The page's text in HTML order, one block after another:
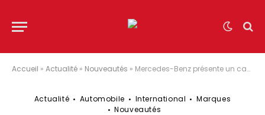
Accueil » Actualité » Nouveautés » Mercedes-Benz présente un camper van 100% électrique
Actualité Automobile International
Marques
Nouveautés